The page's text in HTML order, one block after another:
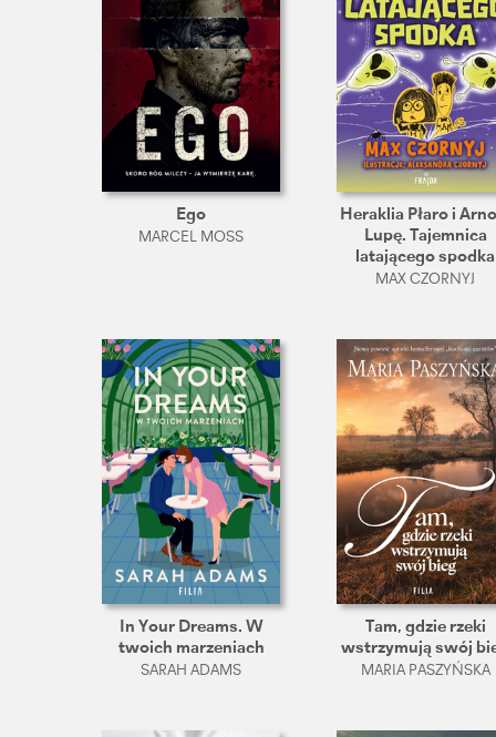
Ego
MARCEL MOSS
Heraklia Płaro i
Lupę. Tajemnica
latającego spodka
MAX CZORNYJ
In Your Dreams. W
twoich marzeniach
SARAH ADAMS
Tam, gdzie rzeki
wstrzymują swój
MARIA PASZYŃSKA